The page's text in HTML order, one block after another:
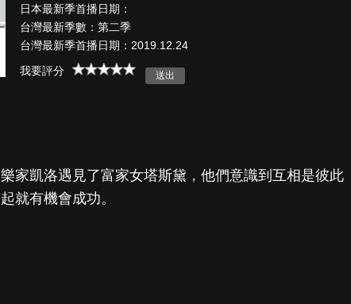
日本最新季首播日期：
台灣最新季數：第二季
台灣最新季首播日期：2019.12.24
我要評分
家凱洛遇見了富家女塔斯黛，他們意識到互相是彼此
就有機會成功。
古柯鹼教母葛
蕾斯達